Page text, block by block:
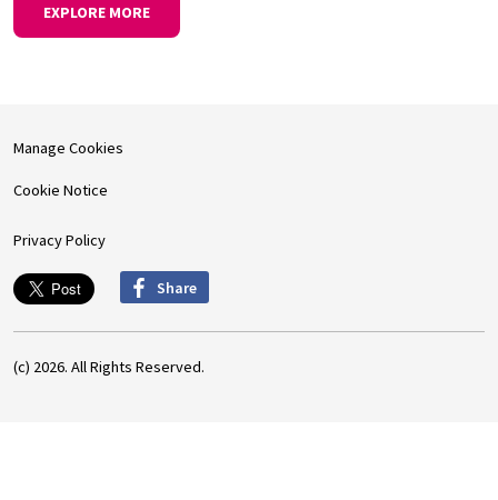
EXPLORE MORE
Manage Cookies
Cookie Notice
Privacy Policy
Share
(c) 2026. All Rights Reserved.